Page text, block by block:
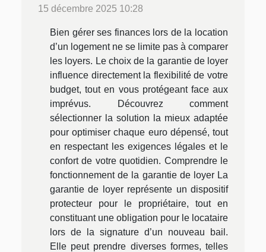
15 décembre 2025 10:28
Bien gérer ses finances lors de la location
d’un logement ne se limite pas à comparer
les loyers. Le choix de la garantie de loyer
influence directement la flexibilité de votre
budget, tout en vous protégeant face aux
imprévus. Découvrez comment
sélectionner la solution la mieux adaptée
pour optimiser chaque euro dépensé, tout
en respectant les exigences légales et le
confort de votre quotidien. Comprendre le
fonctionnement de la garantie de loyer La
garantie de loyer représente un dispositif
protecteur pour le propriétaire, tout en
constituant une obligation pour le locataire
lors de la signature d’un nouveau bail.
Elle peut prendre diverses formes, telles